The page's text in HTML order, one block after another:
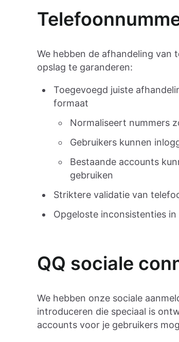
We hebben de afhandeling van
opslag te garanderen:
Toegevoegd juiste
formaat
Normaliseert nummers
Gebruikers kunnen
Bestaande accounts
gebruiken
Striktere validatie van
Opgeloste inconsistenties
QQ sociale
We hebben onze sociale
introduceren die speciaal is
accounts voor je gebruikers